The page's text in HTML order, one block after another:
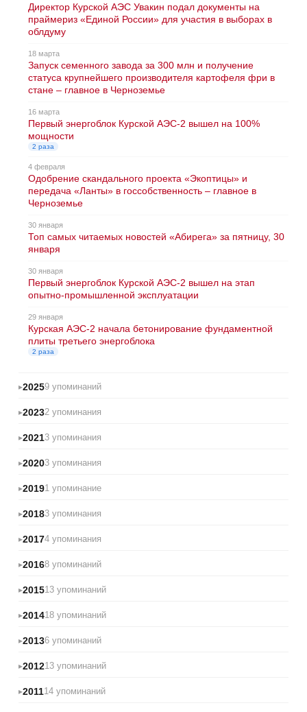
Директор Курской АЭС Увакин подал документы на
праймериз «Единой России» для участия в выборах в
облдуму
18 марта
Запуск семенного завода за 300 млн и получение
статуса крупнейшего производителя картофеля фри в
стане – главное в Черноземье
16 марта
Первый энергоблок Курской АЭС-2 вышел на 100%
мощности
2 раза
4 февраля
Одобрение скандального проекта «Экоптицы» и
передача «Ланты» в госсобственность – главное в
Черноземье
30 января
Топ самых читаемых новостей «Абирега» за пятницу, 30
января
30 января
Первый энергоблок Курской АЭС-2 вышел на этап
опытно-промышленной эксплуатации
29 января
Курская АЭС-2 начала бетонирование фундаментной
плиты третьего энергоблока
2 раза
20259 упоминаний
20232 упоминания
20213 упоминания
20203 упоминания
20191 упоминание
20183 упоминания
20174 упоминания
20168 упоминаний
201513 упоминаний
201418 упоминаний
20136 упоминаний
201213 упоминаний
201114 упоминаний